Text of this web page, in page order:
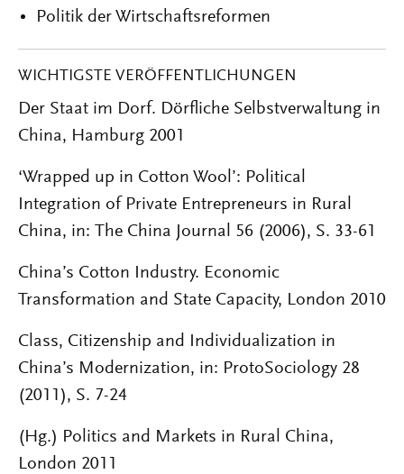
Politik der Wirtschaftsreformen
WICHTIGSTE VERÖFFENTLICHUNGEN
Der Staat im Dorf. Dörfliche Selbstverwaltung in
China, Hamburg 2001
‘Wrapped up in Cotton Wool’: Political
Integration of Private Entrepreneurs in Rural
China, in: The China Journal 56 (2006), S. 33-61
China’s Cotton Industry. Economic
Transformation and State Capacity, London 2010
Class, Citizenship and Individualization in
China’s Modernization, in: ProtoSociology 28
(2011), S. 7-24
(Hg.) Politics and Markets in Rural China,
London 2011